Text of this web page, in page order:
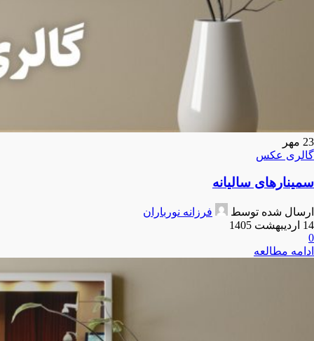
23 مهر
گالری عکس
سمینارهای سالیانه
ارسال شده توسط
فرزانه نورباران
14 اردیبهشت 1405
0
ادامه مطالعه